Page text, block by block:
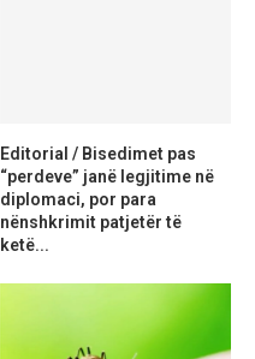
Editorial / Bisedimet pas
“perdeve” janë legjitime në
diplomaci, por para
nënshkrimit patjetër të
ketë...